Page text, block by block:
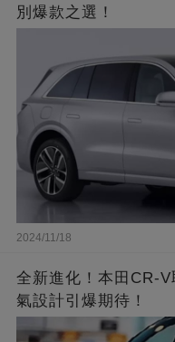
別爆款之選！
2024/11/18
全新進化！本田CR-
氣設計引爆期待！